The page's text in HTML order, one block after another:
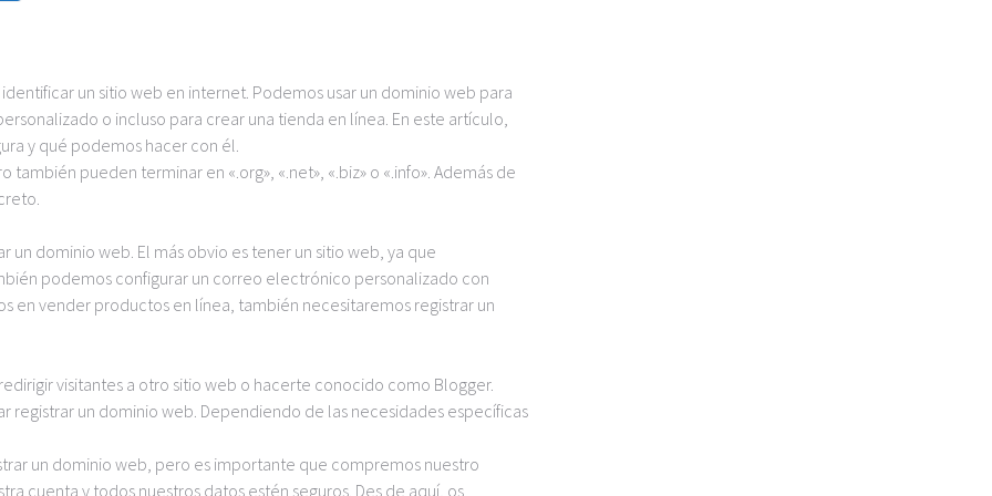
un sitio web en internet. Podemos usar un dominio web para
o incluso para crear una tienda en línea. En este artículo,
y qué podemos hacer con él.
pueden terminar en «.org», «.net», «.biz» o «.info». Además de
un dominio web. El más obvio es tener un sitio web, ya que
podemos configurar un correo electrónico personalizado con
en vender productos en línea, también necesitaremos registrar un
visitantes a otro sitio web o hacerte conocido como Blogger.
registrar un dominio web. Dependiendo de las necesidades específicas
un dominio web, pero es importante que compremos nuestro
cuenta y todos nuestros datos estén seguros. Des de aquí, os